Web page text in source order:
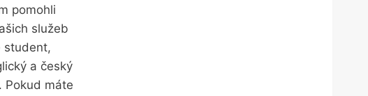
pomohli
služeb
student,
a český
Pokud máte